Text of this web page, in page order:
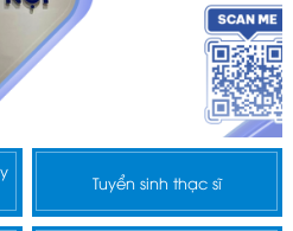
Tuyển sinh thạc sĩ